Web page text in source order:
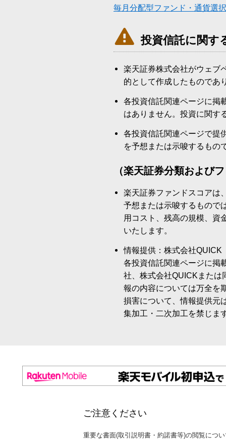
毎月分配型ファンド・通貨選
 投資信託に関す
楽天証券株式会社がウェブ
的として作成したものであ
各投資信託関連ページに掲
はありません。投資に関す
各投資信託関連ページで提
を予想または示唆するもの
（楽天証券分類および
楽天証券ファンドスコアは
予想または示唆するもので
用コスト、残高の規模、資
いたします。
情報提供：株式会社QUICK
各投資信託関連ページに掲
社、株式会社QUICKまたは
報の内容については万全を
損害について、情報提供元
集加工・二次加工を禁じま
ご注意ください
重要な書面(取引説明書・約諾書等)の閲覧につ